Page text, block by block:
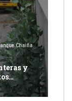
Chaiña
y